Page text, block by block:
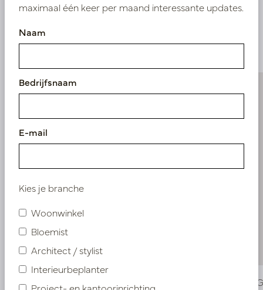
Vergelijkbare
producten
Craspedia Tak Geel H83 Gloriosa
maximaal één keer per maand interessante updates.
Naam
Bedrijfsnaam
E-mail
Kies je branche
Woonwinkel
Bloemist
Architect / stylist
Interieurbeplanter